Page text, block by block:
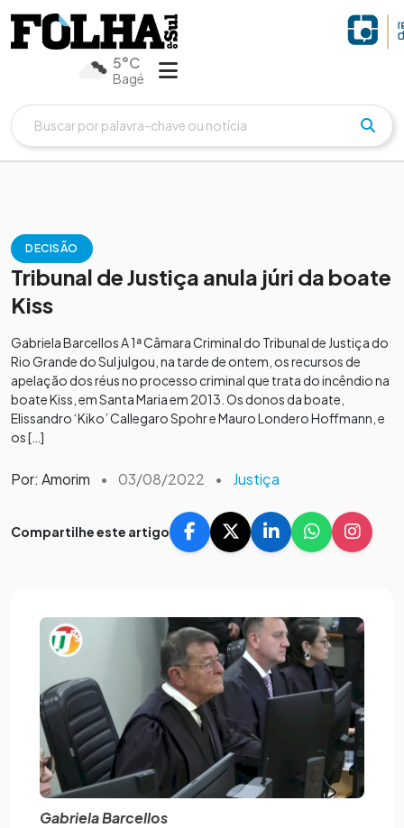
5°C
Bagé
DECISÃO
Tribunal de Justiça anula júri da boate
Kiss
Gabriela Barcellos A 1ª Câmara Criminal do Tribunal de Justiça do
Rio Grande do Sul julgou, na tarde de ontem, os recursos de
apelação dos réus no processo criminal que trata do incêndio na
boate Kiss, em Santa Maria em 2013. Os donos da boate,
Elissandro ‘Kiko’ Callegaro Spohr e Mauro Londero Hoffmann, e
os […]
Por: Amorim • 03/08/2022 • Justiça
Compartilhe este artigo
Gabriela Barcellos